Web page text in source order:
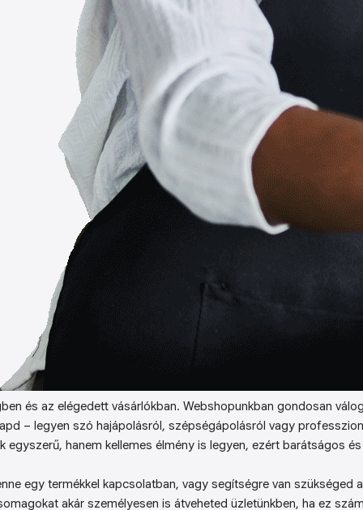
és az elégedett vásárlókban. Webshopunkban gondosan
– legyen szó hajápolásról, szépségápolásról vagy
egyszerű, hanem kellemes élmény is legyen, ezért barátságos
egy termékkel kapcsolatban, vagy segítségre van szükséged
akár személyesen is átveheted üzletünkben, ha ez